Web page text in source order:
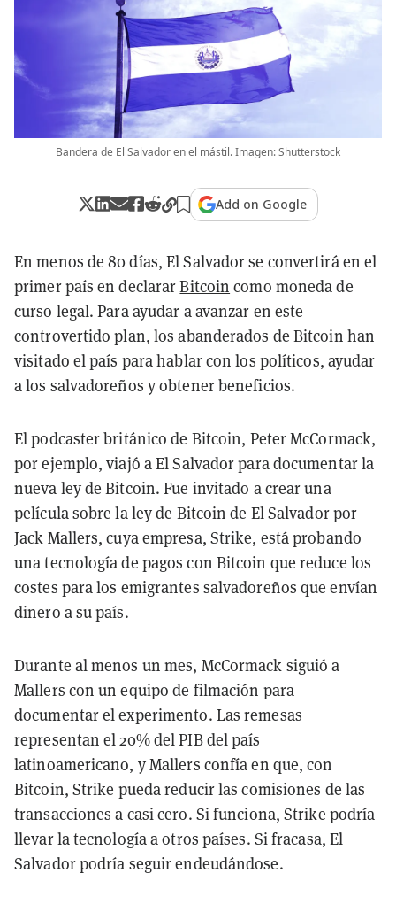
Bandera de El Salvador en el mástil. Imagen: Shutterstock
Add on Google
En menos de 80 días, El Salvador se convertirá en el
primer país en declararBitcoin como moneda de
curso legal. Para ayudar a avanzar en este
controvertido plan, los abanderados de Bitcoin han
visitado el país para hablar con los políticos, ayudar
a los salvadoreños y obtener beneficios.
El podcaster británico de Bitcoin, Peter McCormack,
por ejemplo, viajó a El Salvador para documentar la
nueva ley de Bitcoin. Fue invitado a crear una
película sobre la ley de Bitcoin de El Salvador por
Jack Mallers, cuya empresa, Strike, está probando
una tecnología de pagos con Bitcoin que reduce los
costes para los emigrantes salvadoreños que envían
dinero a su país.
Durante al menos un mes, McCormack siguió a
Mallers con un equipo de filmación para
documentar el experimento. Las remesas
representan el 20% del PIB del país
latinoamericano, y Mallers confía en que, con
Bitcoin, Strike pueda reducir las comisiones de las
transacciones a casi cero. Si funciona, Strike podría
llevar la tecnología a otros países. Si fracasa, El
Salvador podría seguir endeudándose.